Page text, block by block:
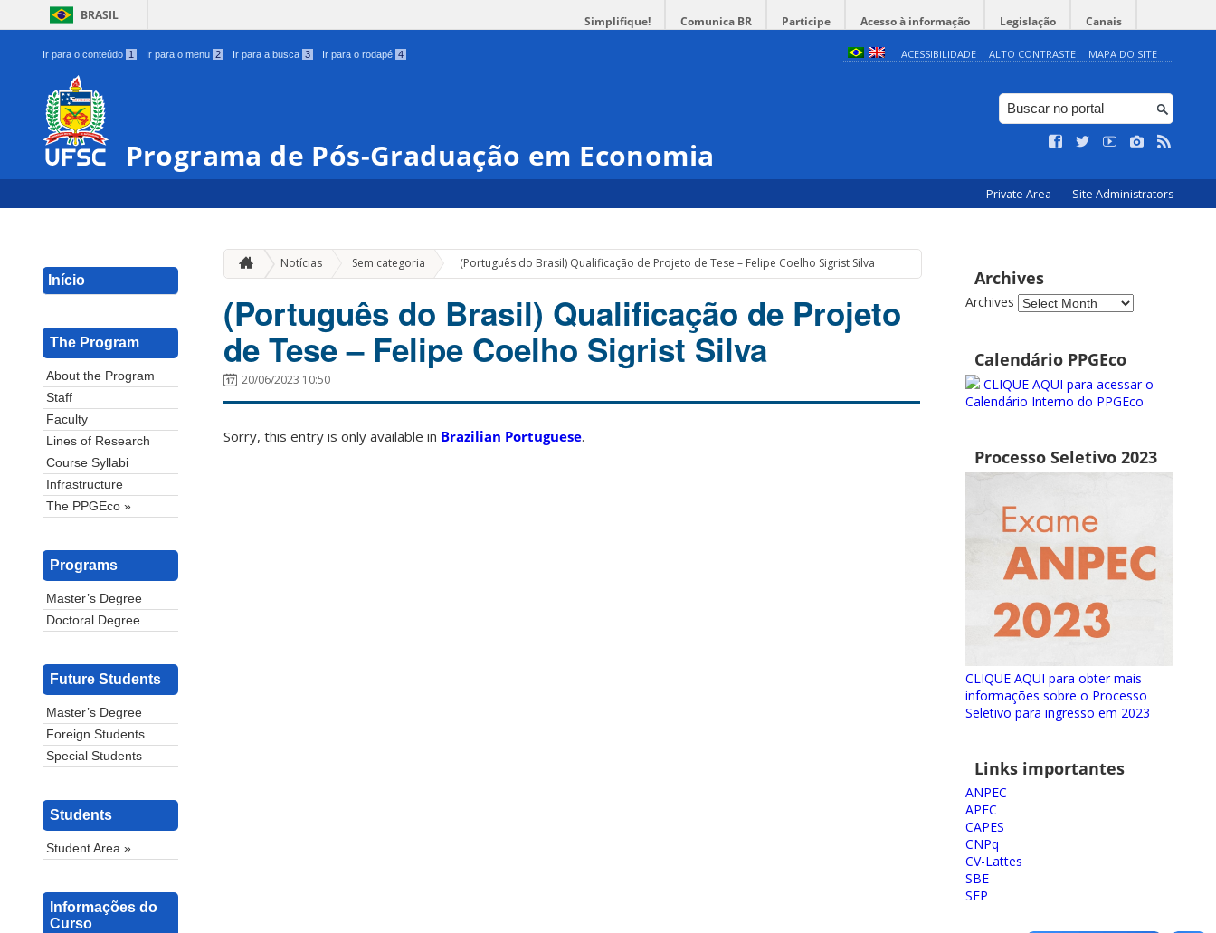
BRASIL Simplifique! Comunica BR Participe Acesso à informação Legislação Canais
Ir para o conteúdo 1 Ir para o menu 2 Ir para a busca 3 Ir para o rodapé 4 ACESSIBILIDADE ALTO CONTRASTE MAPA DO SITE
Programa de Pós-Graduação em Economia
Private Area Site Administrators
Início
The Program
About the Program
Staff
Faculty
Lines of Research
Course Syllabi
Infrastructure
The PPGEco »
Programs
Master’s Degree
Doctoral Degree
Future Students
Master’s Degree
Foreign Students
Special Students
Students
Student Area »
Informações do
Curso
Notícias Sem categoria » (Português do Brasil) Qualificação de Projeto de Tese – Felipe Coelho Sigrist Silva
(Português do Brasil) Qualificação de Projeto
de Tese – Felipe Coelho Sigrist Silva
20/06/2023 10:50
Sorry, this entry is only available in Brazilian Portuguese.
Archives
Archives
Calendário PPGEco
CLIQUE AQUI para acessar o
Calendário Interno do PPGEco
Processo Seletivo 2023
CLIQUE AQUI para obter mais
informações sobre o Processo
Seletivo para ingresso em 2023
Links importantes
ANPEC
APEC
CAPES
CNPq
CV-Lattes
SBE
SEP